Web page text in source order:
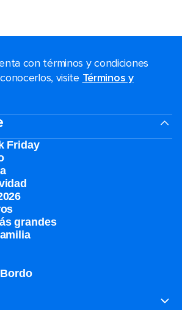
con términos y condiciones
visite Términos y
Friday
grandes